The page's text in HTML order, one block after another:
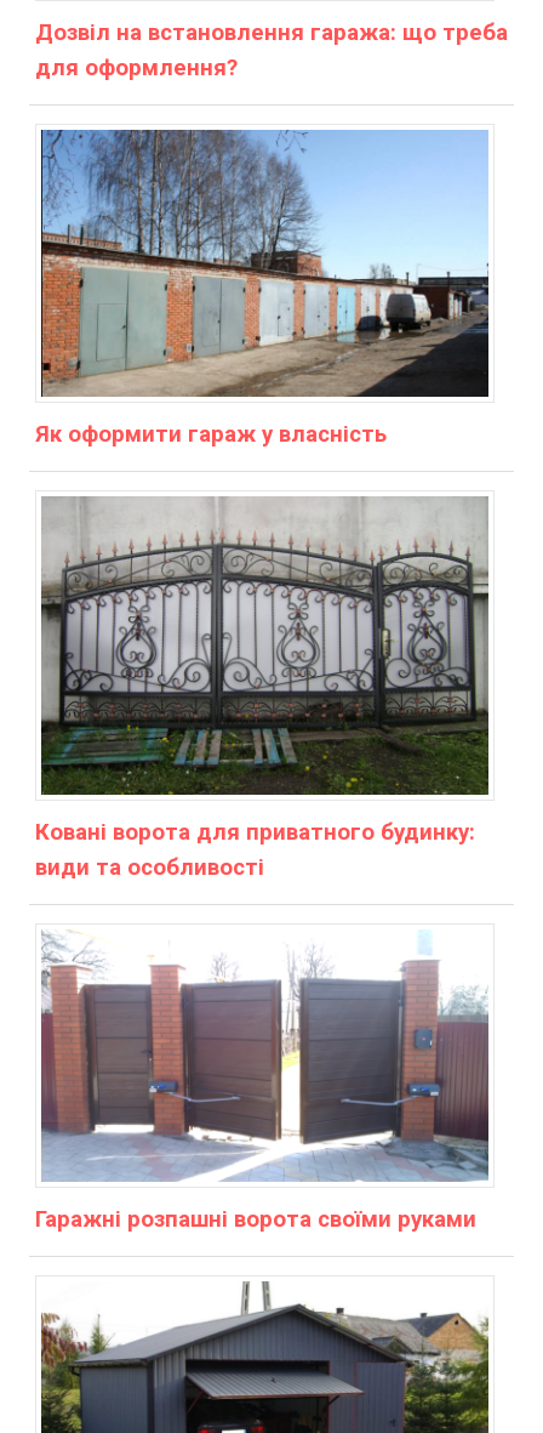
Дозвіл на встановлення гаража: що треба
для оформлення?
Як оформити гараж у власність
Ковані ворота для приватного будинку:
види та особливості
Гаражні розпашні ворота своїми руками